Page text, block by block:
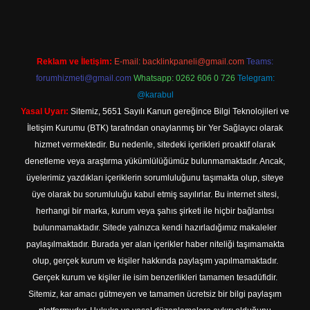
Reklam ve İletişim: E-mail: backlinkpaneli@gmail.com Teams:
forumhizmeti@gmail.com Whatsapp: 0262 606 0 726 Telegram:
@karabul
Yasal Uyarı: Sitemiz, 5651 Sayılı Kanun gereğince Bilgi Teknolojileri ve
İletişim Kurumu (BTK) tarafından onaylanmış bir Yer Sağlayıcı olarak
hizmet vermektedir. Bu nedenle, sitedeki içerikleri proaktif olarak
denetleme veya araştırma yükümlülüğümüz bulunmamaktadır. Ancak,
üyelerimiz yazdıkları içeriklerin sorumluluğunu taşımakta olup, siteye
üye olarak bu sorumluluğu kabul etmiş sayılırlar. Bu internet sitesi,
herhangi bir marka, kurum veya şahıs şirketi ile hiçbir bağlantısı
bulunmamaktadır. Sitede yalnızca kendi hazırladığımız makaleler
paylaşılmaktadır. Burada yer alan içerikler haber niteliği taşımamakta
olup, gerçek kurum ve kişiler hakkında paylaşım yapılmamaktadır.
Gerçek kurum ve kişiler ile isim benzerlikleri tamamen tesadüfidir.
Sitemiz, kar amacı gütmeyen ve tamamen ücretsiz bir bilgi paylaşım